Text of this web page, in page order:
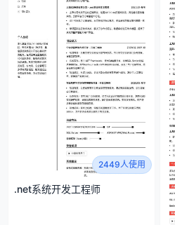
2449人使用
.net系统开发工程师